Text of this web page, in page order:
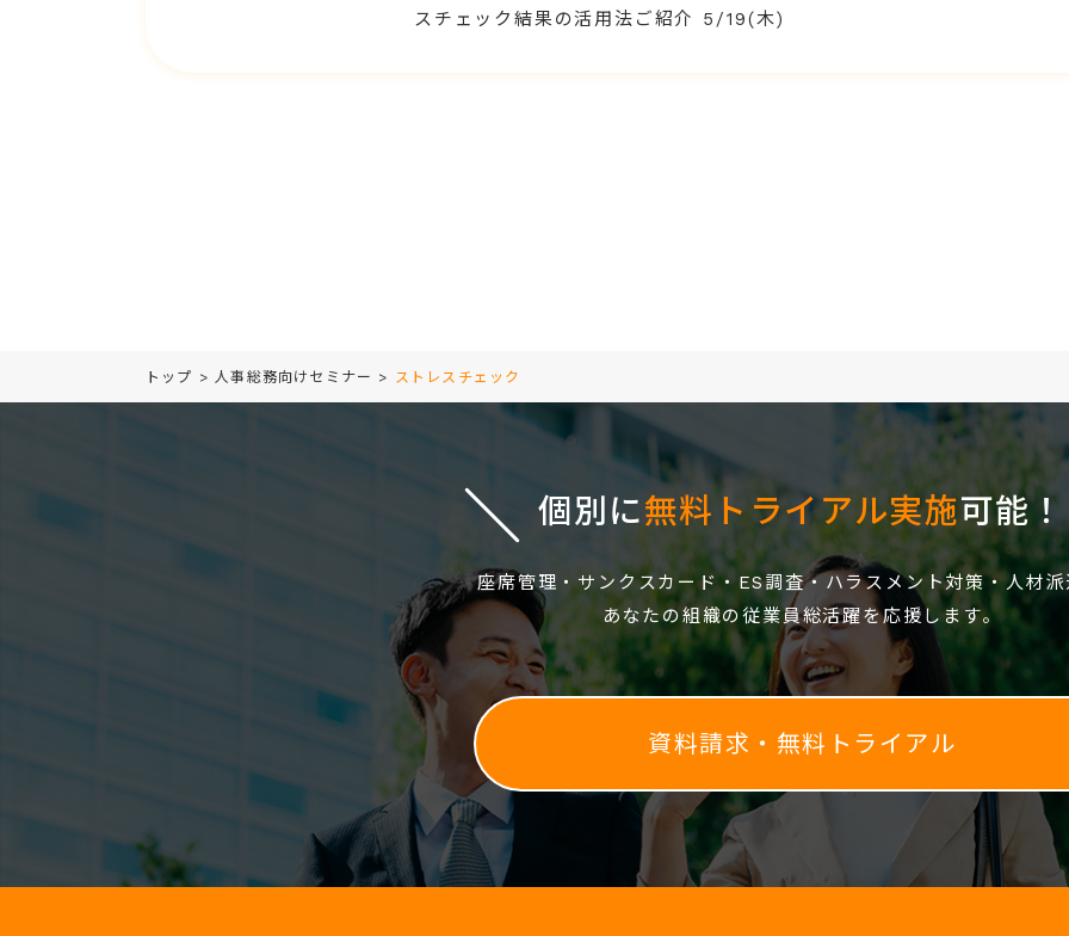
スチェック結果の活用法ご紹介 5/19(木)
トップ >人事総務向けセミナー > ストレスチェック
個別に無料トライアル実施可能！
座席管理・サンクスカード・ES調査・ハラスメント対策・人材
あなたの組織の従業員総活躍を応援します。
資料請求・無料トライアル